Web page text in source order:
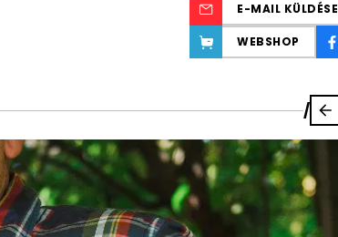
E-MAIL KÜLDÉSE
WEBSHOP
/